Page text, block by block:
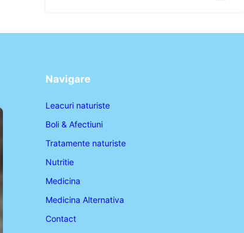
Navigare
Leacuri naturiste
Boli & Afectiuni
Tratamente naturiste
Nutritie
Medicina
Medicina Alternativa
Contact